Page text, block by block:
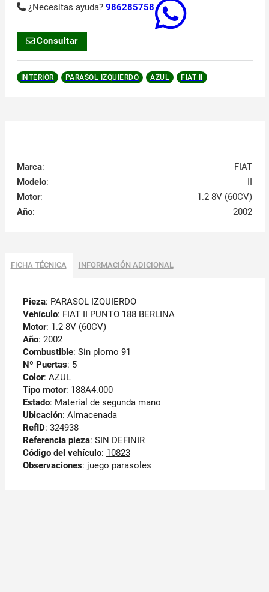
¿Necesitas ayuda? 986285758
Consultar
INTERIOR PARASOL IZQUIERDO AZUL FIAT II
Marca:
FIAT
Modelo:
II
Motor:
1.2 8V (60CV)
Año: 2002
FICHA TÉCNICA INFORMACIÓN ADICIONAL
Pieza: PARASOL IZQUIERDO
Vehículo: FIAT II PUNTO 188 BERLINA
Motor: 1.2 8V (60CV)
Año: 2002
Combustible: Sin plomo 91
Nº Puertas: 5
Color: AZUL
Tipo motor: 188A4.000
Estado: Material de segunda mano
Ubicación: Almacenada
RefID: 324938
Referencia pieza: SIN DEFINIR
Código del vehículo: 10823
Observaciones: juego parasoles